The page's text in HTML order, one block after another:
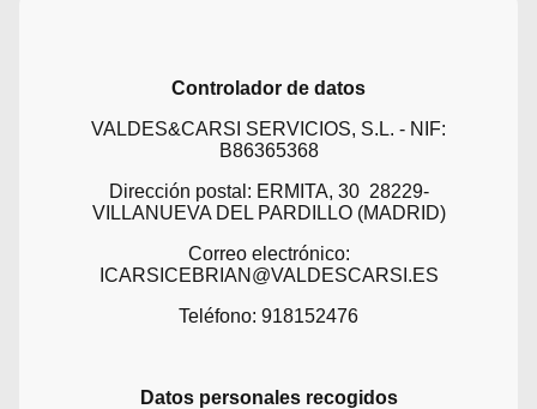
Controlador de datos
VALDES&CARSI SERVICIOS, S.L. - NIF:
B86365368
Dirección postal: ERMITA, 30 28229-
VILLANUEVA DEL PARDILLO (MADRID)
Correo electrónico:
ICARSICEBRIAN@VALDESCARSI.ES
Teléfono: 918152476
Datos personales recogidos